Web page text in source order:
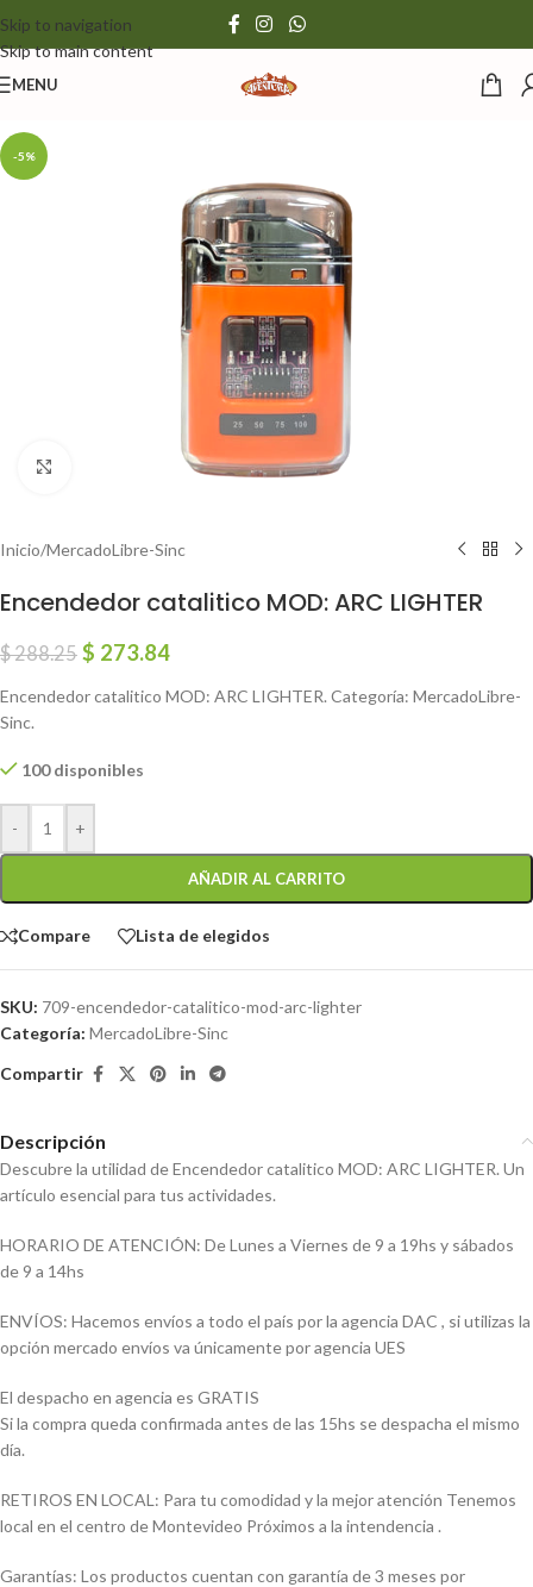
Skip to navigation
Skip to main content
MENU
-5%
Inicio/MercadoLibre-Sinc
Encendedor catalitico MOD: ARC LIGHTER
$288.25 $ 273.84
Encendedor catalitico MOD: ARC LIGHTER. Categoría: MercadoLibre-
Sinc.
100 disponibles
- +
AÑADIR AL CARRITO
Compare Lista de elegidos
SKU: 709-encendedor-catalitico-mod-arc-lighter
Categoría: MercadoLibre-Sinc
Compartir
Descripción
Descubre la utilidad de Encendedor catalitico MOD: ARC LIGHTER. Un
artículo esencial para tus actividades.
HORARIO DE ATENCIÓN: De Lunes a Viernes de 9 a 19hs y sábados
de 9 a 14hs
ENVÍOS: Hacemos envíos a todo el país por la agencia DAC , si utilizas la
opción mercado envíos va únicamente por agencia UES
El despacho en agencia es GRATIS
Si la compra queda confirmada antes de las 15hs se despacha el mismo
día.
RETIROS EN LOCAL: Para tu comodidad y la mejor atención Tenemos
local en el centro de Montevideo Próximos a la intendencia .
Garantías: Los productos cuentan con garantía de 3 meses por